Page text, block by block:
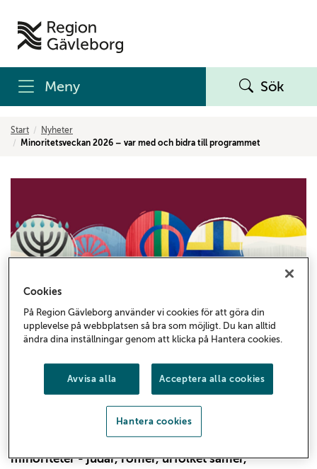
Meny Sök
Start
Nyheter
Minoritetsveckan 2026 – var med och bidra till programmet
med och bidra till programmet
Den 28 september–4 oktober arrangeras
Minoritetsveckan i Gävleborg. Under veckan
uppmärksammas Sveriges fem nationella
minoriteter - judar, romer, urfolket samer,
Cookies
På Region Gävleborg använder vi cookies för att göra din
upplevelse på webbplatsen så bra som möjligt. Du kan alltid
ändra dina inställningar genom att klicka på Hantera cookies.
Avvisa alla Acceptera alla cookies
Hantera cookies